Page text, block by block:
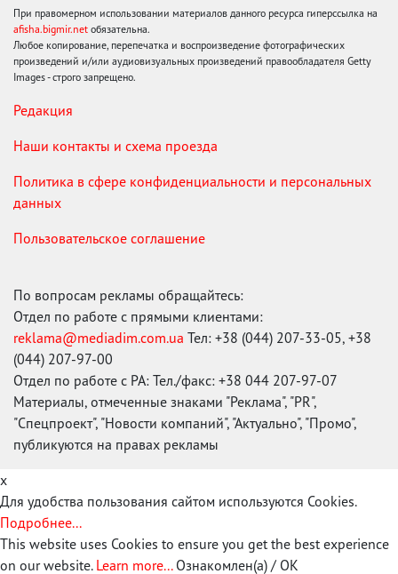
При правомерном использовании материалов данного ресурса гиперссылка на
afisha.bigmir.net обязательна.
Любое копирование, перепечатка и воспроизведение фотографических
произведений и/или аудиовизуальных произведений правообладателя Getty
Images - строго запрещено.
Редакция
Наши контакты и схема проезда
Политика в сфере конфиденциальности и персональных
данных
Пользовательское соглашение
По вопросам рекламы обращайтесь:
Отдел по работе с прямыми клиентами:
reklama@mediadim.com.ua Тел: +38 (044) 207-33-05, +38
(044) 207-97-00
Отдел по работе с РА: Тел./факс: +38 044 207-97-07
Материалы, отмеченные знаками "Реклама", "PR",
"Спецпроект", "Новости компаний", "Актуально", "Промо",
публикуются на правах рекламы
x
Для удобства пользования сайтом используются Cookies.
Подробнее...
This website uses Cookies to ensure you get the best experience
on our website. Learn more... Ознакомлен(а) / OK